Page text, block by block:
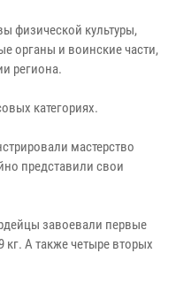
физической культуры,
органы и воинские части,
региона.
категориях.
мастерство
представили свои
завоевали первые
кг. А также четыре вторых